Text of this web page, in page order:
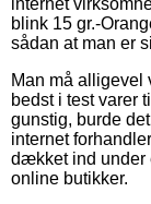
blink 15 gr.-
sådan at man er
Man må
bedst i test varer
gunstig, burde
internet
dækket ind under
online butikker.